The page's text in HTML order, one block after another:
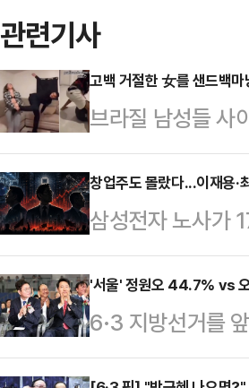
관련기사
고백 거절한 女를 샌드백
브라질 남성들 사
습한다는 내용의
일고 있다.10일(
고백을 거절할 경
있다.영상 속 남
기를 카메라에 겨
3월 8일 전후로
장에서 고백을 거
창업주도 몰랐다...이재용·
삼성전자 노사가
다. 오는 21일 총
째 파업이라는 가
상상조차 못 했던
는 이미 ‘영업이
'서울' 정원오 44.7% vs
6·3 지방선거를
어민주당 예비후